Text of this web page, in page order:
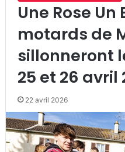
Une Rose Un
motards de
sillonneront
25 et 26 avril
22 avril 2026